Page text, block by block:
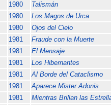
1980 Talismán
1980 Los Magos de Urca
1980 Ojos del Cielo
1981 Fraude con la Muerte
1981 El Mensaje
1981 Los Hibernantes
1981 Al Borde del Cataclismo
1981 Aparece Mister Adonis
1981 Mientras Brillan las